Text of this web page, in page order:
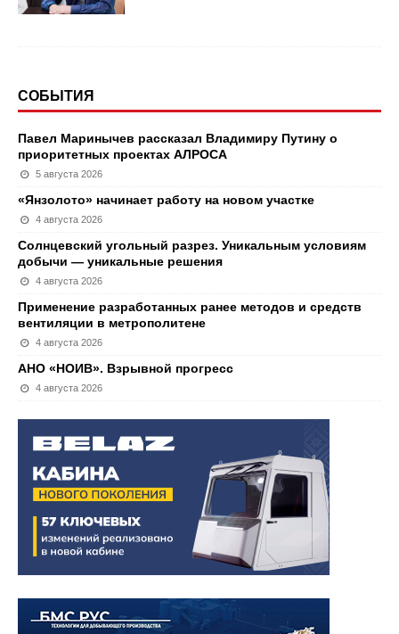
СОБЫТИЯ
Павел Маринычев рассказал Владимиру Путину о
приоритетных проектах АЛРОСА
5 августа 2026
«Янзолото» начинает работу на новом участке
4 августа 2026
Солнцевский угольный разрез. Уникальным условиям
добычи — уникальные решения
4 августа 2026
Применение разработанных ранее методов и средств
вентиляции в метрополитене
4 августа 2026
АНО «НОИВ». Взрывной прогресс
4 августа 2026